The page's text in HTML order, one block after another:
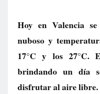
Hoy en Valencia
nuboso y
17°C y los 27°C.
brindando un día
disfrutar al aire libre.